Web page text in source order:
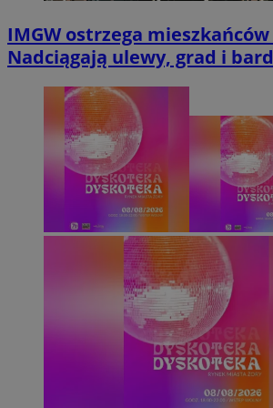
IMGW ostrzega mieszkańców
Nadciągają ulewy, grad i